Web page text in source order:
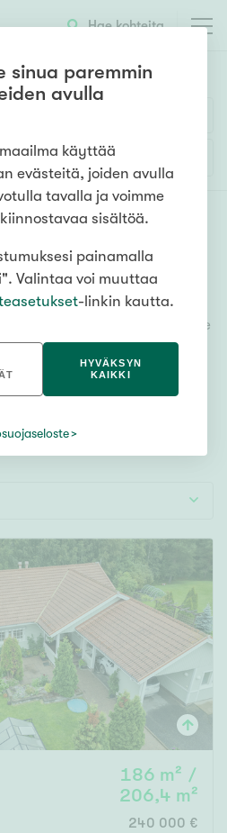
Hae kohteita
3h 4h 5h+
000 €
Kokonaispinta-ala
Hyllykallio
Hyllykallio
mikä vain! Tuhansien
verkostomme
tärkeimmässä
myytävät asunnot
Hyödynnä myös kätevää
avulla löydät omien
186 m² /
206,4 m²
240 000 €
sinua paremmin
avulla
käyttää
evästeitä, joiden avulla
tavalla ja voimme
sisältöä.
painamalla
Valintaa voi muuttaa
-linkin kautta.
HYVÄKSYN
KAIKKI